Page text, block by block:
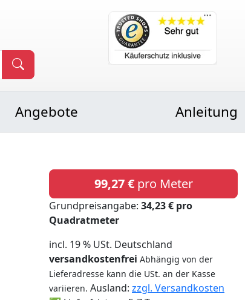
Angebote Anleitung
99,27 €pro Meter
Grundpreisangabe: 34,23 € pro
Quadratmeter
incl. 19 % USt. Deutschland
versandkostenfrei Abhängig von der
Lieferadresse kann die USt. an der Kasse
variieren. Ausland: zzgl. Versandkosten